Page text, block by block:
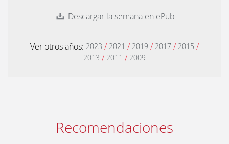
Descargar la semana en ePub
Ver otros años: 2023 / 2021 / 2019 / 2017 / 2015 /
2013 / 2011 / 2009
Recomendaciones